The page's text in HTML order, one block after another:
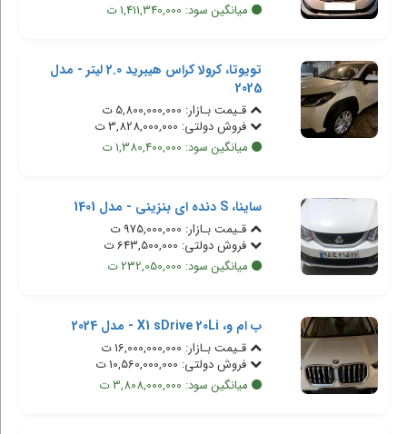
میانگین سود: 1,411,340,000 ت
تویوتا، کرولا کراس هیبرید 2.0 لیتر - مدل
2025
قـیمت بـازار: 5,800,000,000 ت
فروش دولتی: 3,828,000,000 ت
میانگین سود: 1,380,400,000 ت
ساینا، S دنده ای بنزینی - مدل 1401
قـیمت بـازار: 975,000,000 ت
فروش دولتی: 643,500,000 ت
میانگین سود: 232,050,000 ت
ب ام و، X1 sDrive 20Li - مدل 2024
قـیمت بـازار: 16,000,000,000 ت
فروش دولتی: 10,560,000,000 ت
میانگین سود: 3,808,000,000 ت